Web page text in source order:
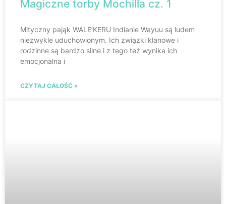
Magiczne torby Mochilla cz. 1
Mityczny pająk WALE’KERU Indianie Wayuu są ludem
niezwykle uduchowionym. Ich związki klanowe i
rodzinne są bardzo silne i z tego też wynika ich
emocjonalna i
CZYTAJ CAŁOŚĆ »